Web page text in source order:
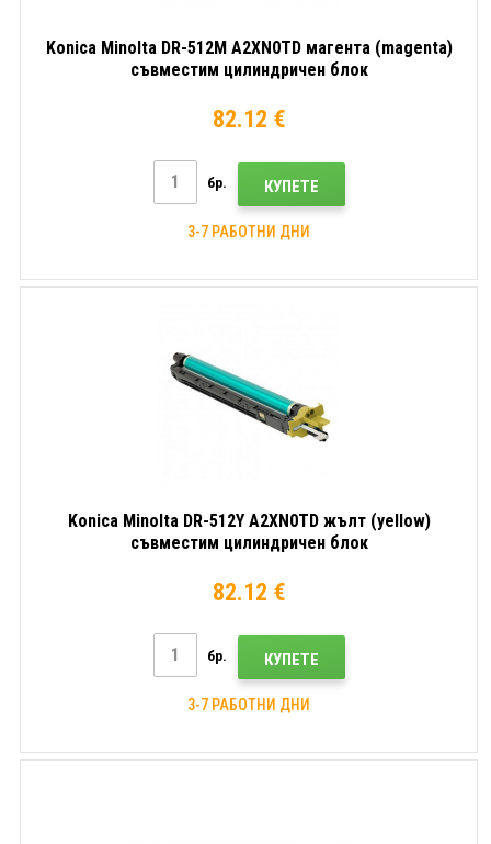
Konica Minolta DR-512M A2XN0TD магента (magenta)
съвместим цилиндричен блок
82.12 €
бр. КУПЕТЕ
3-7 РАБОТНИ ДНИ
Konica Minolta DR-512Y A2XN0TD жълт (yellow)
съвместим цилиндричен блок
82.12 €
бр. КУПЕТЕ
3-7 РАБОТНИ ДНИ